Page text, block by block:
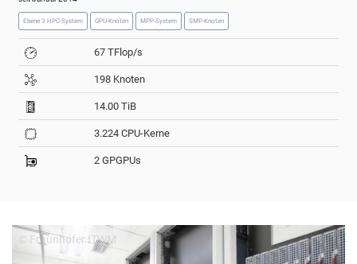
Ebene 3 HPC-System GPU-Knoten MPP-System SMP-Knoten
67 TFlop/s
198 Knoten
14.00 TiB
3.224 CPU-Kerne
2 GPGPUs
© Fraunhofer ITWM